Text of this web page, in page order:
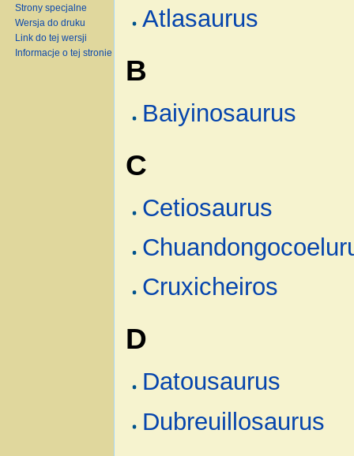
Atlasaurus
B
Baiyinosaurus
C
Cetiosaurus
Cruxicheiros
D
Datousaurus
Dubreuillosaurus
Strony specjalne
Wersja do druku
Link do tej wersji
Informacje o tej stronie